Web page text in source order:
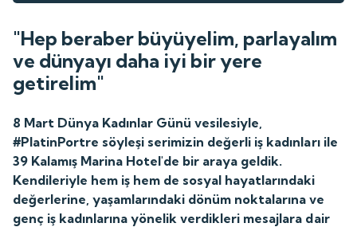
"Hep beraber büyüyelim, parlayalım
ve dünyayı daha iyi bir yere
getirelim"
8 Mart Dünya Kadınlar Günü vesilesiyle,
#PlatinPortre söyleşi serimizin değerli iş kadınları ile
39 Kalamış Marina Hotel'de bir araya geldik.
Kendileriyle hem iş hem de sosyal hayatlarındaki
değerlerine, yaşamlarındaki dönüm noktalarına ve
genç iş kadınlarına yönelik verdikleri mesajlara dair